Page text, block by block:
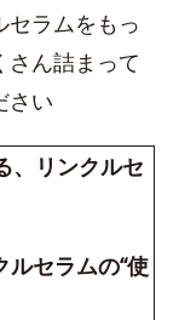
セラムをもっ
さん詰まって
さい
、リンクルセ
セラムの“使